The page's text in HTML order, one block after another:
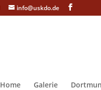
info@uskdo.de
Home Galerie